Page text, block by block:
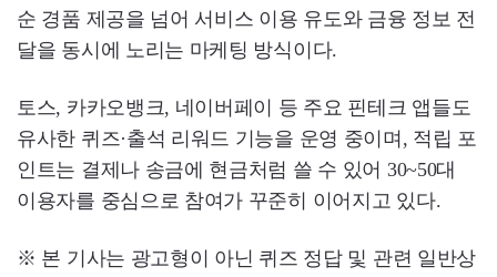
순 경품 제공을 넘어 서비스 이용 유도와 금융 정보 전
달을 동시에 노리는 마케팅 방식이다.
토스, 카카오뱅크, 네이버페이 등 주요 핀테크 앱들도
유사한 퀴즈·출석 리워드 기능을 운영 중이며, 적립 포
인트는 결제나 송금에 현금처럼 쓸 수 있어 30~50대
이용자를 중심으로 참여가 꾸준히 이어지고 있다.
※ 본 기사는 광고형이 아닌 퀴즈 정답 및 관련 일반상